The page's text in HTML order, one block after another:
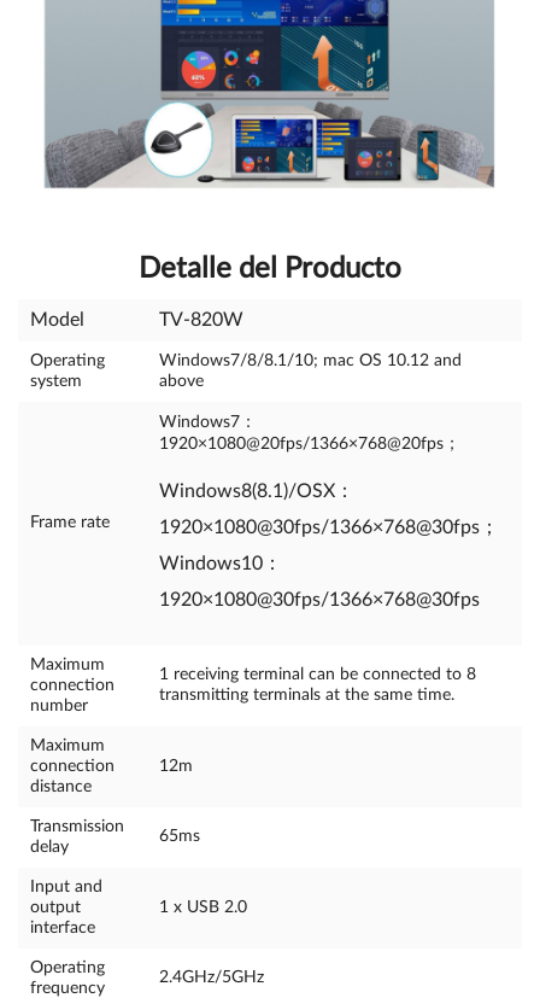
Detalle del Producto
Model TV-820W
Operating
system
Windows7/8/8.1/10; mac OS 10.12 and
above
Frame rate
Windows7：
1920×1080@20fps/1366×768@20fps；
Windows8(8.1)/OSX：
1920×1080@30fps/1366×768@30fps；
Windows10：
1920×1080@30fps/1366×768@30fps
Maximum
connection
number
1 receiving terminal can be connected to 8
transmitting terminals at the same time.
Maximum
connection
distance
12m
Transmission
delay
65ms
Input and
output
interface
1 x USB 2.0
Operating
frequency
2.4GHz/5GHz